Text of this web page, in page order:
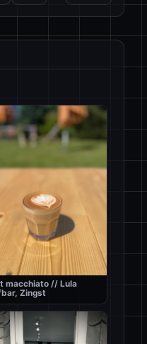
macchiato // Lula
Zingst